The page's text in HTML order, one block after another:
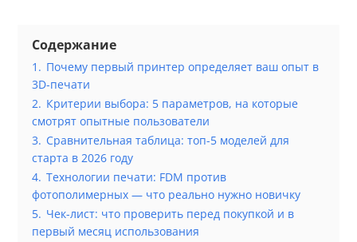
Содержание
1. Почему первый принтер определяет ваш опыт в
3D-печати
2. Критерии выбора: 5 параметров, на которые
смотрят опытные пользователи
3. Сравнительная таблица: топ-5 моделей для
старта в 2026 году
4. Технологии печати: FDM против
фотополимерных — что реально нужно новичку
5. Чек-лист: что проверить перед покупкой и в
первый месяц использования